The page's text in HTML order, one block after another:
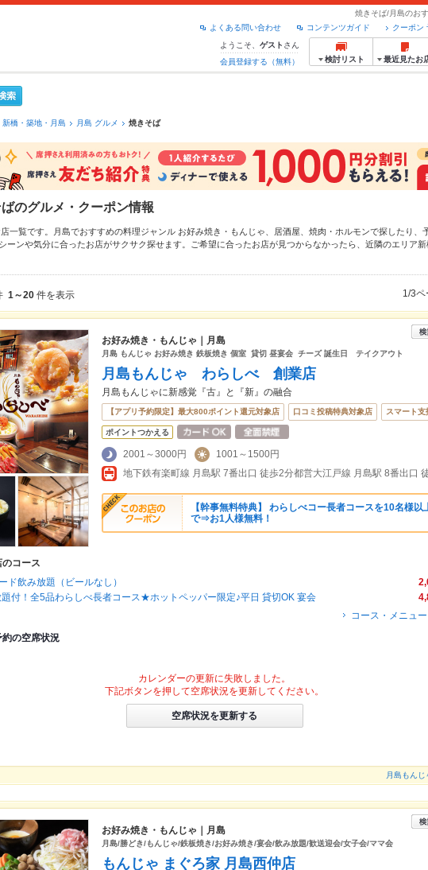
焼きそば/月島のお
クーポン
コンテンツガイド
よくある問い合わせ
ようこそ、 ゲスト さん
会員登録する（無料）
検討リスト 最近見たお
橋・築地・月島 月島 グルメ 焼きそば
のグルメ・クーポン情報
一覧です。月島でおすすめの料理ジャンル お好み焼き・もんじゃ 居酒屋 焼肉・ホルモンで探したり、
ーンや気分に合ったお店がサクサク探せます。ご希望に合ったお店が見つからなかったら、近隣のエリア
1～20 件を表示 1/3ペ
お好み焼き・もんじゃ｜月島
月島 もんじゃ お好み焼き 鉄板焼き 個室 貸切 昼宴会 チーズ 誕生日 テイクアウト
月島もんじゃ わらしべ 創業店
月島もんじゃに新感覚『古』と『新』の融合
【アプリ予約限定】最大800ポイント還元対象店 口コミ投稿特典対象店 スマート支
ポイントつかえる
2001～3000円
1001～1500円
【幹事無料特典】 わらしべコー長者コースを10名様以
で⇒お1人様無料！
のコース
ド飲み放題（ビールなし）
付！全5品わらしべ長者コース★ホットペッパー限定♪平日 貸切OK 宴会
コース・メニュ
約の空席状況
カレンダーの更新に失敗しました。
下記ボタンを押して空席状況を更新してください。
空席状況を更新する
月島もん
お好み焼き・もんじゃ｜月島
月島/勝どき/もんじゃ/鉄板焼き/お好み焼き/宴会/飲み放題/歓送迎会/女子会/ママ会
もんじゃ まぐろ家 月島西仲店